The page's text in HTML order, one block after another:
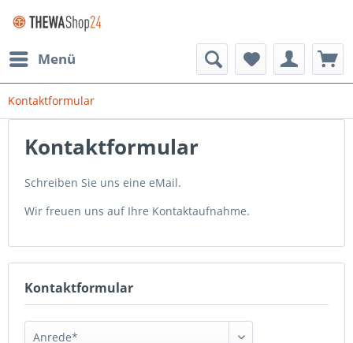
Menü
Kontaktformular
Kontaktformular
Schreiben Sie uns eine eMail.
Wir freuen uns auf Ihre Kontaktaufnahme.
Kontaktformular